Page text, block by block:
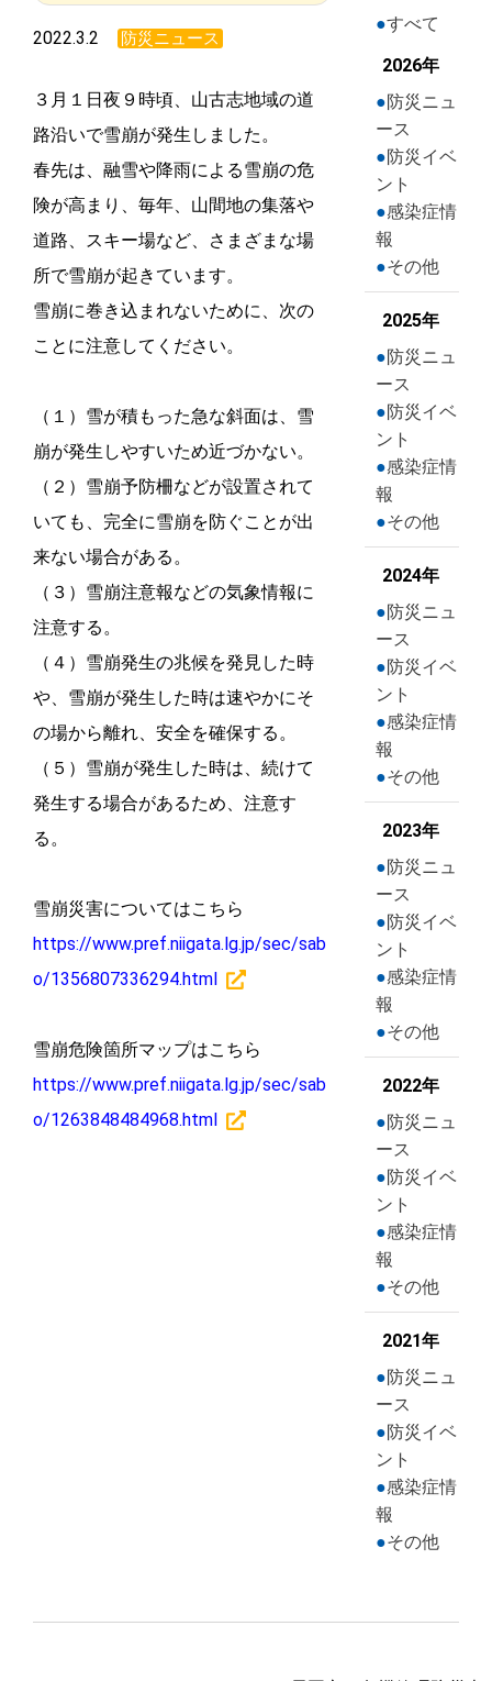
2022.3.2 防災ニュース
３月１日夜９時頃、山古志地域の道
路沿いで雪崩が発生しました。
春先は、融雪や降雨による雪崩の危
険が高まり、毎年、山間地の集落や
道路、スキー場など、さまざまな場
所で雪崩が起きています。
雪崩に巻き込まれないために、次の
ことに注意してください。
（１）雪が積もった急な斜面は、雪
崩が発生しやすいため近づかない。
（２）雪崩予防柵などが設置されて
いても、完全に雪崩を防ぐことが出
来ない場合がある。
（３）雪崩注意報などの気象情報に
注意する。
（４）雪崩発生の兆候を発見した時
や、雪崩が発生した時は速やかにそ
の場から離れ、安全を確保する。
（５）雪崩が発生した時は、続けて
発生する場合があるため、注意す
る。
雪崩災害についてはこちら
https://www.pref.niigata.lg.jp/sec/sab
o/1356807336294.html
雪崩危険箇所マップはこちら
https://www.pref.niigata.lg.jp/sec/sab
o/1263848484968.html
すべて
2026年
防災ニュ
ース
防災イベ
ント
感染症情
報
その他
2025年
防災ニュ
ース
防災イベ
ント
感染症情
報
その他
2024年
防災ニュ
ース
防災イベ
ント
感染症情
報
その他
2023年
防災ニュ
ース
防災イベ
ント
感染症情
報
その他
2022年
防災ニュ
ース
防災イベ
ント
感染症情
報
その他
2021年
防災ニュ
ース
防災イベ
ント
感染症情
報
その他